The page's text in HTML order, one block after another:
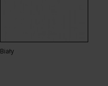
Biały